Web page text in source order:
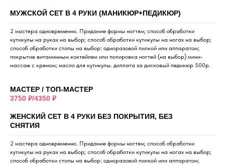
МУЖСКОЙ СЕТ В 4 РУКИ (МАНИКЮР+ПЕДИКЮР)
2 мастера одновременно. Придание формы ногтям; способ обработки
кутикулы на руках на выбор; способ обработки кутикулы на ногах на выбор;
способ обработки стопы на выбор: одноразовой пилкой или аппаратом;
покрытие витаминным коктейлем или полировка ногтей (на выбор) мини-
массаж с кремом; масло для кутикулы. доплата за дисковый педикюр 500р.
МАСТЕР / ТОП-МАСТЕР
3750 ₽/4350 ₽
ЖЕНСКИЙ СЕТ В 4 РУКИ БЕЗ ПОКРЫТИЯ, БЕЗ
СНЯТИЯ
2 мастера одновременно. Придание формы ногтям; способ обработки
кутикулы на руках на выбор; способ обработки кутикулы на ногах на выбор;
способ обработки стопы на выбор: одноразовой пилкой или аппаратом;